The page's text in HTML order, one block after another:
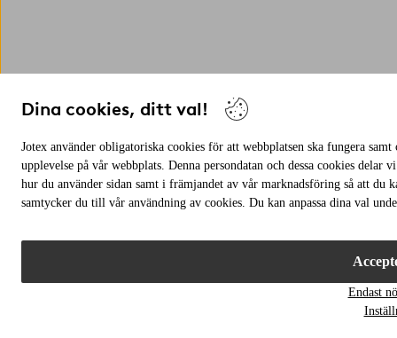
Dina cookies, ditt val!
Jotex använder obligatoriska cookies för att webbplatsen ska fungera
upplevelse på vår webbplats. Denna persondatan och dessa cookies
hur du använder sidan samt i främjandet av vår marknadsföring så att du
samtycker du till vår användning av cookies. Du kan anpassa dina val
Endast